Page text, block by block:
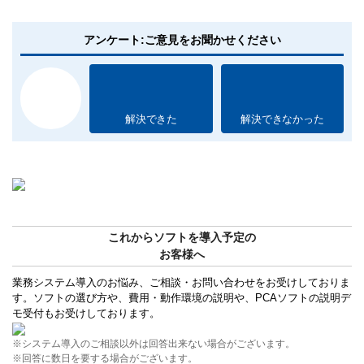
アンケート:ご意見をお聞かせください
解決できた 解決できなかった
これからソフトを導入予定の
お客様へ
業務システム導入のお悩み、ご相談・お問い合わせをお受けしておりま
す。ソフトの選び方や、費用・動作環境の説明や、PCAソフトの説明デ
モ受付もお受けしております。
※システム導入のご相談以外は回答出来ない場合がございます。
※回答に数日を要する場合がございます。